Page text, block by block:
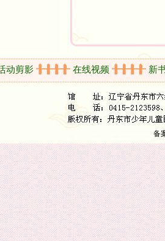
剪影 在线视频 新书架
备